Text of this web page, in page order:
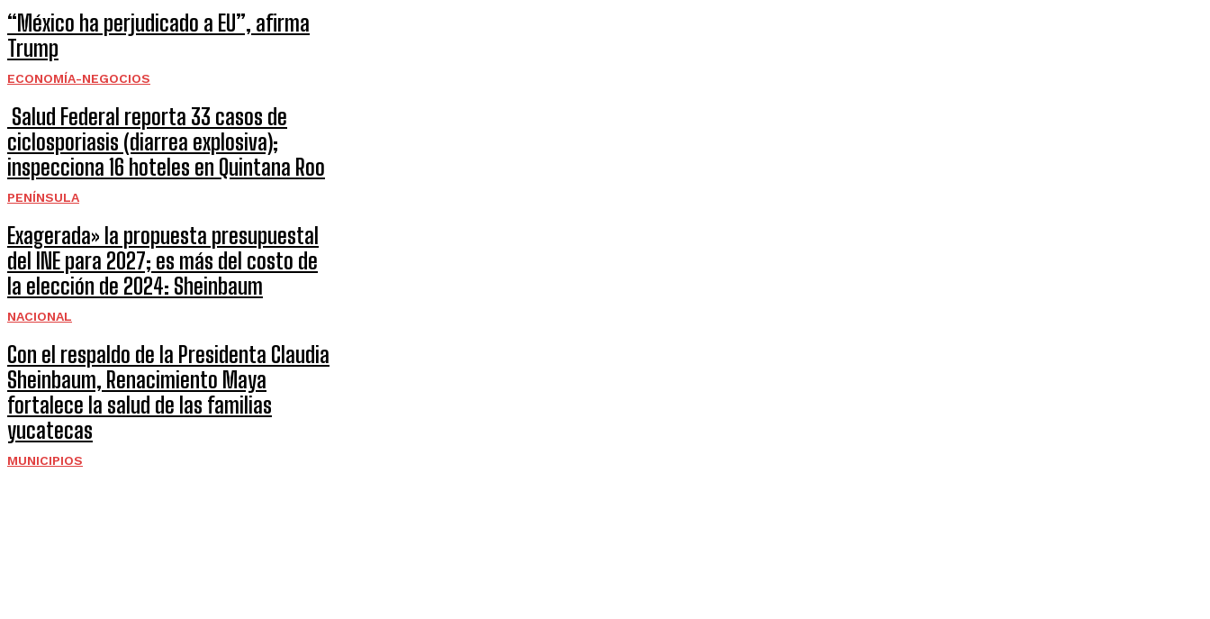
“México ha perjudicado a EU”, afirma
Trump
ECONOMÍA-NEGOCIOS
Salud Federal reporta 33 casos de
ciclosporiasis (diarrea explosiva);
inspecciona 16 hoteles en Quintana Roo
PENÍNSULA
Exagerada» la propuesta presupuestal
del INE para 2027; es más del costo de
la elección de 2024: Sheinbaum
NACIONAL
Con el respaldo de la Presidenta Claudia
Sheinbaum, Renacimiento Maya
fortalece la salud de las familias
yucatecas
MUNICIPIOS